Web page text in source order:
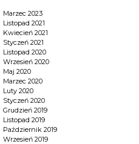
Marzec 2023
Listopad 2021
Kwiecień 2021
Styczeń 2021
Listopad 2020
Wrzesień 2020
Maj 2020
Marzec 2020
Luty 2020
Styczeń 2020
Grudzień 2019
Listopad 2019
Październik 2019
Wrzesień 2019